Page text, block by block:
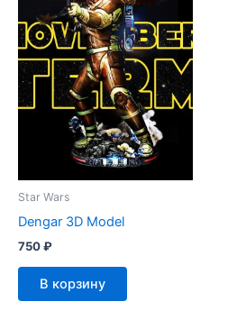
Star Wars
Dengar 3D Model
750₽
В корзину